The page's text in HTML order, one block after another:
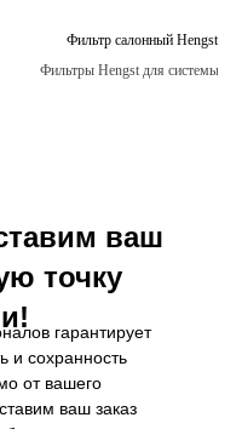
Фильтр салонный Hengst
Фильтры Hengst для системы
ваш
точку
гарантирует
и сохранность
от вашего
ваш заказ